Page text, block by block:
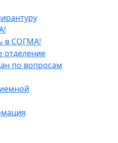
в СОГМА!
отделение
по вопросам